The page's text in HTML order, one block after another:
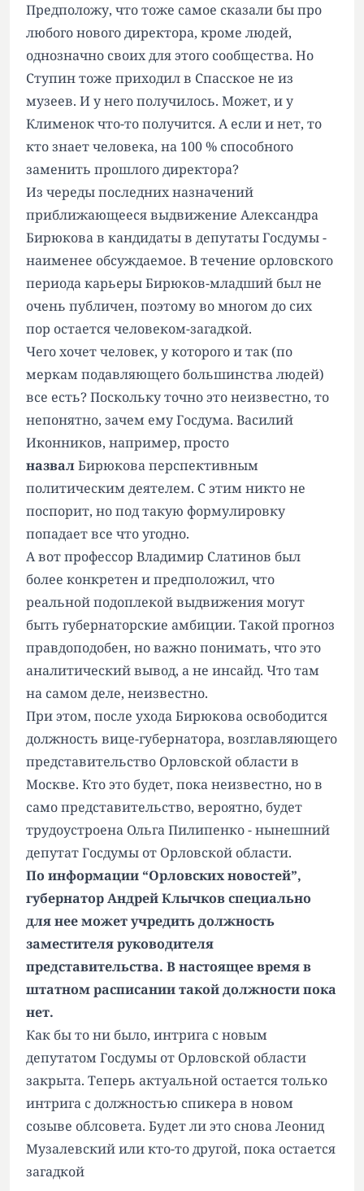
Предположу, что тоже самое сказали бы про
любого нового директора, кроме людей,
однозначно своих для этого сообщества. Но
Ступин тоже приходил в Спасское не из
музеев. И у него получилось. Может, и у
Клименок что-то получится. А если и нет, то
кто знает человека, на 100 % способного
заменить прошлого директора?
Из череды последних назначений
приближающееся выдвижение Александра
Бирюкова в кандидаты в депутаты Госдумы -
наименее обсуждаемое. В течение орловского
периода карьеры Бирюков-младший был не
очень публичен, поэтому во многом до сих
пор остается человеком-загадкой.
Чего хочет человек, у которого и так (по
меркам подавляющего большинства людей)
все есть? Поскольку точно это неизвестно, то
непонятно, зачем ему Госдума. Василий
Иконников, например, просто
назвалБирюкова перспективным
политическим деятелем. С этим никто не
поспорит, но под такую формулировку
попадает все что угодно.
А вот профессор Владимир Слатинов был
более конкретен и предположил, что
реальной подоплекой выдвижения могут
быть губернаторские амбиции. Такой прогноз
правдоподобен, но важно понимать, что это
аналитический вывод, а не инсайд. Что там
на самом деле, неизвестно.
При этом, после ухода Бирюкова освободится
должность вице-губернатора, возглавляющего
представительство Орловской области в
Москве. Кто это будет, пока неизвестно, но в
само представительство, вероятно, будет
трудоустроена Ольга Пилипенко - нынешний
депутат Госдумы от Орловской области.
По информации “Орловских новостей”,
губернатор Андрей Клычков специально
для нее может учредить должность
заместителя руководителя
представительства. В настоящее время в
штатном расписании такой должности пока
нет.
Как бы то ни было, интрига с новым
депутатом Госдумы от Орловской области
закрыта. Теперь актуальной остается только
интрига с должностью спикера в новом
созыве облсовета. Будет ли это снова Леонид
Музалевский или кто-то другой, пока остается
загадкой